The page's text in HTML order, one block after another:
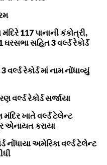
117 પાનાની કંકોત્રી,
સહિત 3 વર્લ્ડ રેકોર્ડ
રેકોર્ડ માં નામ નોંધાવ્યું
રેકોર્ડ સર્જાયા
મંદિર ખાતે વર્લ્ડ ટેલેન્ટ
એનાયત કરાયા
અમેરિકા વર્લ્ડ ટેલેન્ટ